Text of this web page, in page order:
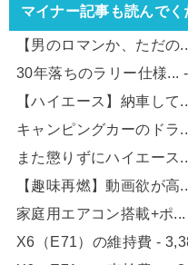
マイナー記事も読んでく
【男のロマンか、ただの
30年落ちのラリー仕様...
【ハイエース】納車して
キャンピングカーのドラ
また懲りずにハイエース
【趣味再燃】動画欲が高
家庭用エアコン搭載+ポ...
X6（E71）の維持費 -